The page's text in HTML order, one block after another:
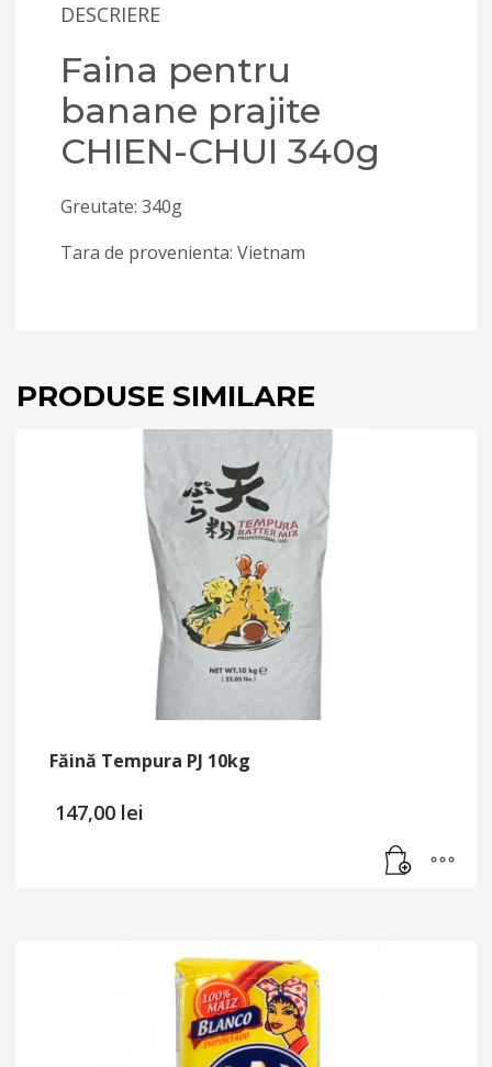
DESCRIERE
Faina pentru
banane prajite
CHIEN-CHUI 340g
Greutate: 340g
Tara de provenienta: Vietnam
PRODUSE SIMILARE
Făină Tempura PJ 10kg
147,00 lei